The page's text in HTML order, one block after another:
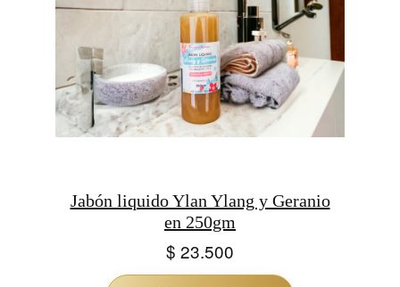
Jabón liquido Ylan Ylang y Geranio
en 250gm
$ 23.500